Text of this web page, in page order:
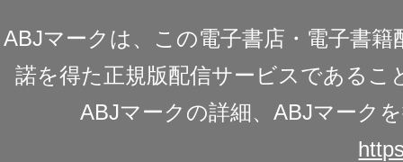
ABJマークは、この電子書店・電子書
諾を得た正規版配信サービスであるこ
ABJマークの詳細、ABJマーク